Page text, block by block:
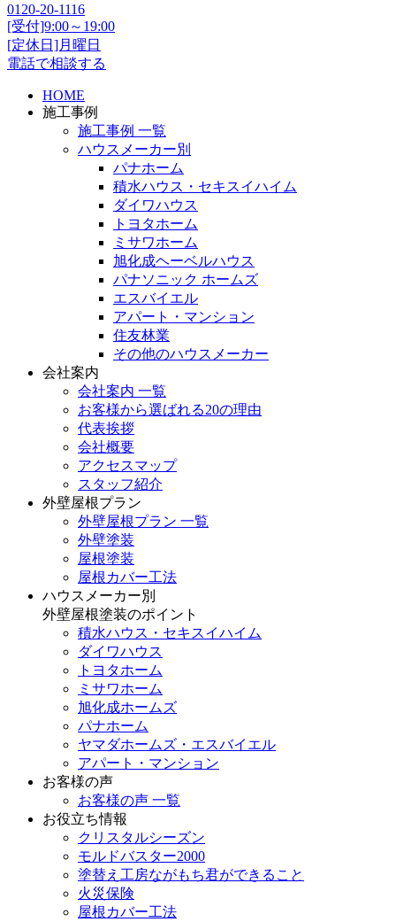
0120-20-1116
[受付]9:00～19:00
[定休日]月曜日
電話で相談する
HOME
施工事例
施工事例 一覧
ハウスメーカー別
パナホーム
積水ハウス・セキスイハイム
ダイワハウス
トヨタホーム
ミサワホーム
旭化成ヘーベルハウス
パナソニック ホームズ
エスバイエル
アパート・マンション
住友林業
その他のハウスメーカー
会社案内
会社案内 一覧
お客様から選ばれる20の理由
代表挨拶
会社概要
アクセスマップ
スタッフ紹介
外壁屋根プラン
外壁屋根プラン 一覧
外壁塗装
屋根塗装
屋根カバー工法
ハウスメーカー別
外壁屋根塗装のポイント
積水ハウス・セキスイハイム
ダイワハウス
トヨタホーム
ミサワホーム
旭化成ホームズ
パナホーム
ヤマダホームズ・エスバイエル
アパート・マンション
お客様の声
お客様の声 一覧
お役立ち情報
クリスタルシーズン
モルドバスター2000
塗替え工房ながもち君ができること
火災保険
屋根カバー工法